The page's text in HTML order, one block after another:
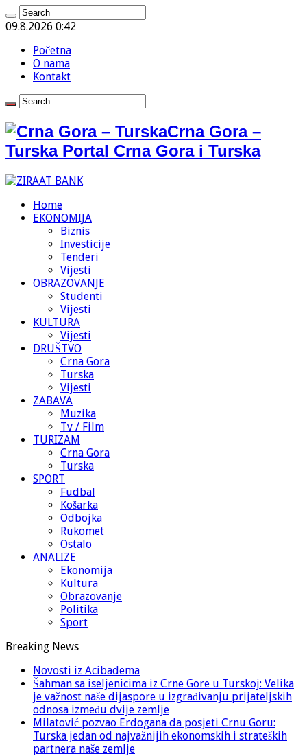
09.8.2026 0:42
Početna
O nama
Kontakt
Crna Gora –
Turska Portal Crna Gora i Turska
Home
EKONOMIJA
Biznis
Investicije
Tenderi
Vijesti
OBRAZOVANJE
Studenti
Vijesti
KULTURA
Vijesti
DRUŠTVO
Crna Gora
Turska
Vijesti
ZABAVA
Muzika
Tv / Film
TURIZAM
Crna Gora
Turska
SPORT
Fudbal
Košarka
Odbojka
Rukomet
Ostalo
ANALIZE
Ekonomija
Kultura
Obrazovanje
Politika
Sport
Breaking News
Novosti iz Acibadema
Šahman sa iseljenicima iz Crne Gore u Turskoj: Velika
je važnost naše dijaspore u izgrađivanju prijateljskih
odnosa između dvije zemlje
Milatović pozvao Erdogana da posjeti Crnu Goru:
Turska jedan od najvažnijih ekonomskih i strateških
partnera naše zemlje